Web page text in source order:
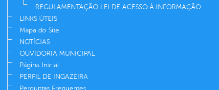
REGULAMENTAÇÃO LEI DE ACESSO À INFORMAÇÃO
LINKS ÚTEIS
Mapa do Site
NOTÍCIAS
OUVIDORIA MUNICIPAL
Página Inicial
PERFIL DE INGAZEIRA
Perguntas Frequentes